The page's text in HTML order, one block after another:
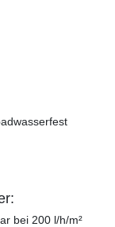
bei 200 l/h/m²